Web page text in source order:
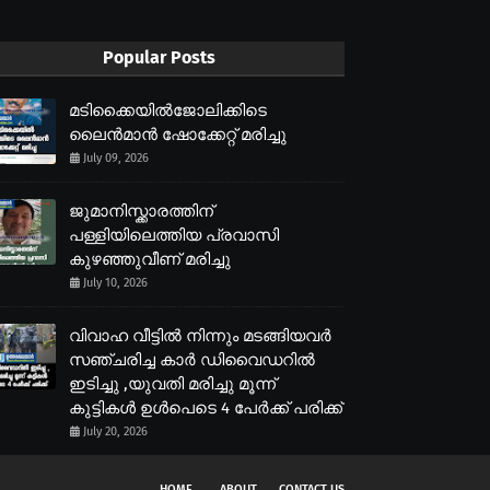
Popular Posts
മടിക്കൈയിൽജോലിക്കിടെ
ലൈൻമാൻ ഷോക്കേറ്റ് മരിച്ചു
July 09, 2026
ജുമാനിസ്ക്കാരത്തിന്
പള്ളിയിലെത്തിയ പ്രവാസി
കുഴഞ്ഞുവീണ് മരിച്ചു
July 10, 2026
വിവാഹ വീട്ടിൽ നിന്നും മടങ്ങിയവർ
സഞ്ചരിച്ച കാർ ഡിവൈഡറിൽ
ഇടിച്ചു ,യുവതി മരിച്ചു മൂന്ന്
കുട്ടികൾ ഉൾപെടെ 4 പേർക്ക് പരിക്ക്
July 20, 2026